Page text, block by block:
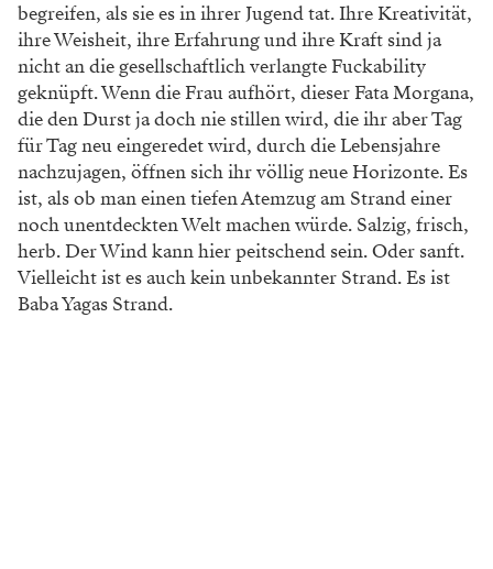
begreifen, als sie es in ihrer Jugend tat. Ihre Kreativität,
ihre Weisheit, ihre Erfahrung und ihre Kraft sind ja
nichtan die gesellschaftlich verlangte Fuckability
geknüpft. Wenndie Frau aufhört, dieser Fata Morgana,
die den Durst ja dochnie stillen wird, die ihr aber Tag
für Tag neu eingeredet wird, durch die Lebensjahre
nachzujagen, öffnen sich ihr völligneue Horizonte. Es
ist, als ob man einen tiefen Atemzugam Strand einer
noch unentdeckten Welt machen würde. Salzig, frisch,
herb. Der Wind kann hier peitschend sein.Oder sanft.
Vielleicht ist es auch kein unbekannter Strand.Es ist
Baba Yagas Strand.